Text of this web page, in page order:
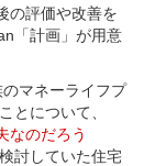
の評価や改善を
「計画」が用意
マネーライフプ
とについて、
なのだろう
討していた住宅